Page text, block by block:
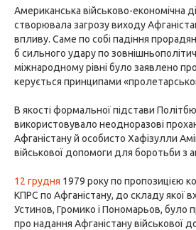
Американська військово-економічна
створювала загрозу виходу
впливу. Саме по собі падіння
б сильного удару по
міжнародному рівні було заявлено
керується принципами
В якості формальної підстави
використовувало неодноразові
Афганістану й особисто Хафізулли
військової допомоги для боротьби з
12 грудня 1979 року по пропозицією
КПРС по Афганістану, до складу якої
Устинов, Громико і Пономарьов, було
про надання Афганістану військової